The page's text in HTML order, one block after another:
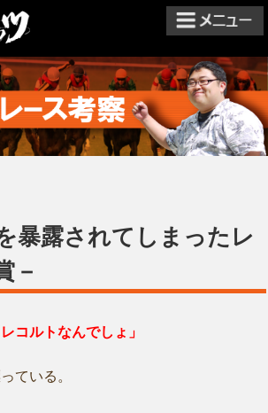
暴露されてしまったレ
－
コルトなんでしょ」
ている。